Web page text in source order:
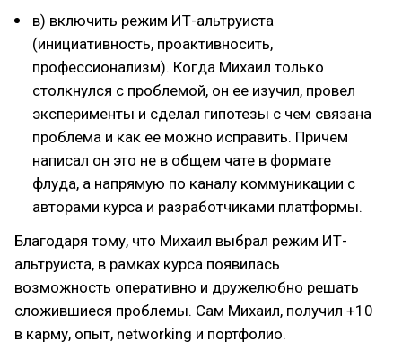
в) включить режим ИТ-альтруиста
(инициативность, проактивносить,
профессионализм). Когда Михаил только
столкнулся с проблемой, он ее изучил, провел
эксперименты и сделал гипотезы с чем связана
проблема и как ее можно исправить. Причем
написал он это не в общем чате в формате
флуда, а напрямую по каналу коммуникации с
авторами курса и разработчиками платформы.
Благодаря тому, что Михаил выбрал режим ИТ-
альтруиста, в рамках курса появилась
возможность оперативно и дружелюбно решать
сложившиеся проблемы. Сам Михаил, получил +10
в карму, опыт, networking и портфолио.